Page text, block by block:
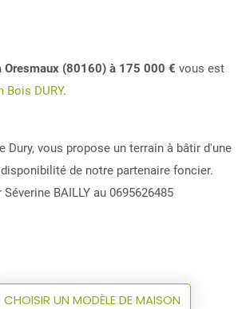
Oresmaux (80160) à 175 000 € vous est
Bois DURY.
Dury, vous propose un terrain à bâtir d'une
de notre partenaire foncier.
BAILLY au 0695626485
CHOISIR UN MODÈLE DE MAISON